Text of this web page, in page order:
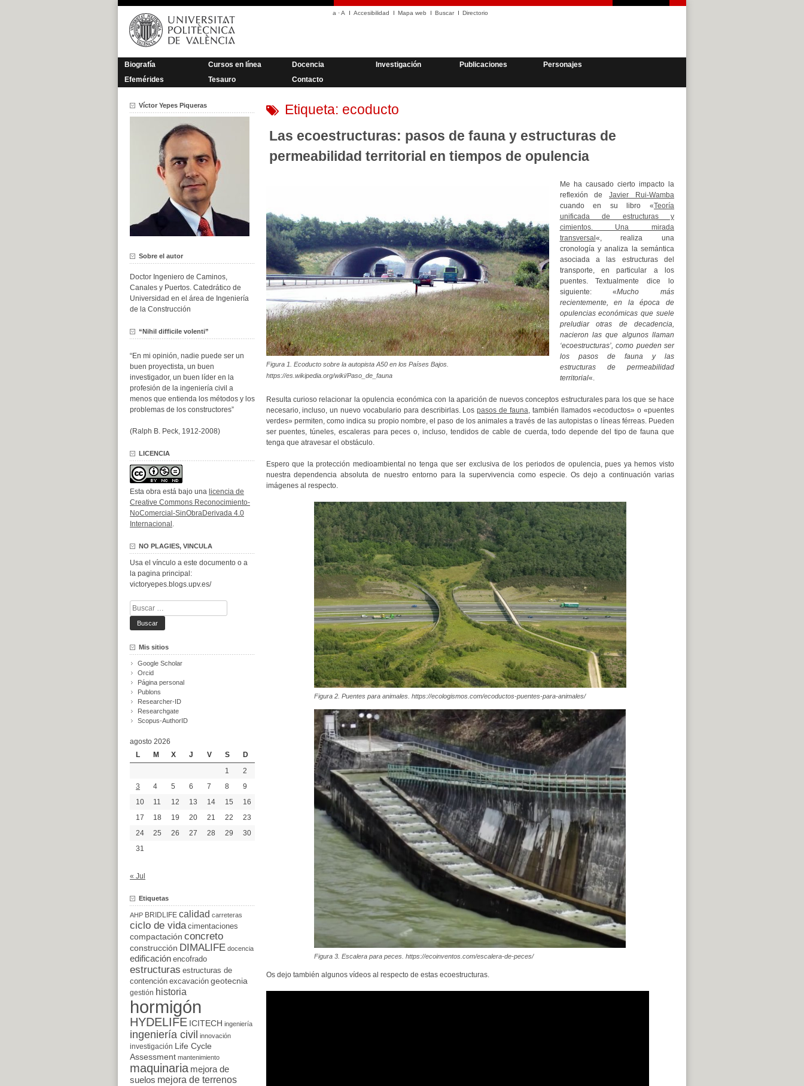
Saltar
contenido
a ·A Accesibilidad Mapa web Buscar Directorio
Biografía Cursos en línea Docencia Investigación Publicaciones
Personajes
Efemérides
Tesauro Contacto
Etiqueta: ecoducto
Las ecoestructuras: pasos de fauna y estructuras de
permeabilidad territorial en tiempos de opulencia
Figura 1. Ecoducto sobre la autopista A50 en los Países Bajos.
https://es.wikipedia.org/wiki/Paso_de_fauna
Me ha causado cierto impacto la
reflexión deJavier Rui-Wamba
cuando en su libro «Teoría
unificada de estructuras y
cimientos. Una mirada
transversal «, realiza una
cronología y analiza la semántica
asociada a las estructuras del
transporte, en particular a los
puentes. Textualmente dice lo
siguiente: «Mucho más
recientemente, en la época de
opulencias económicas que suele
preludiar otras de decadencia,
nacieron las que algunos llaman
‘ecoestructuras’, como pueden ser
los pasos de fauna y las
estructuras de permeabilidad
territorial«.
Resulta curioso relacionar la opulencia económica con la aparición de nuevos conceptos estructurales para los que se hace
necesario, incluso, un nuevo vocabulario para describirlas. Lospasos de fauna, también llamados «ecoductos» o «puentes
verdes» permiten, como indica su propio nombre, el paso de los animales a través de las autopistas o líneas férreas. Pueden
ser puentes, túneles, escaleras para peces o, incluso, tendidos de cable de cuerda, todo depende del tipo de fauna que
tenga que atravesar el obstáculo.
Espero que la protección medioambiental no tenga que ser exclusiva de los periodos de opulencia, pues ya hemos visto
nuestra dependencia absoluta de nuestro entorno para la supervivencia como especie. Os dejo a continuación varias
imágenes al respecto.
Figura 2. Puentes para animales. https://ecologismos.com/ecoductos-puentes-para-animales/
Figura 3. Escalera para peces. https://ecoinventos.com/escalera-de-peces/
Os dejo también algunos vídeos al respecto de estas ecoestructuras.
Víctor Yepes Piqueras
Sobre el autor
Doctor Ingeniero de Caminos,
Canales y Puertos. Catedrático de
Universidad en el área de Ingeniería
de la Construcción
“Nihil difficile volenti”
“En mi opinión, nadie puede ser un
buen proyectista, un buen
investigador, un buen líder en la
profesión de la ingeniería civil a
menos que entienda los métodos y los
problemas de los constructores”
(Ralph B. Peck, 1912-2008)
LICENCIA
Esta obra está bajo una licencia de
Creative Commons Reconocimiento-
NoComercial-SinObraDerivada 4.0
Internacional .
NO PLAGIES, VINCULA
Usa el vínculo a este documento o a
la pagina principal:
victoryepes.blogs.upv.es/
Buscar:
Mis sitios
Google Scholar
Orcid
Página personal
Publons
Researcher-ID
Researchgate
Scopus-AuthorID
agosto 2026
L
M X J V S
D
1
2
3
4 5 6 7 8
9
10
11 12 13 14 15
16
17
18 19 20 21 22
23
24
25 26 27 28 29
30
31
« Jul
Etiquetas
AHP BRIDLIFE calidad carreteras
ciclo de vida cimentaciones
compactación concreto
construcción DIMALIFE docencia
edificación encofrado
estructuras estructuras de
contención excavación geotecnia
gestión historia
hormigón
HYDELIFE ICITECH ingeniería
ingeniería civil innovación
investigación
Life Cycle
Assessment mantenimiento
maquinaria mejora de
suelos mejora de terrenos